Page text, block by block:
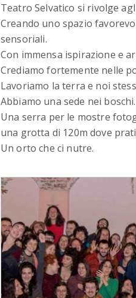
Teatro Selvatico si rivolge
Creando uno spazio
sensoriali.
Con immensa ispirazione e
Crediamo fortemente nelle
Lavoriamo la terra e noi
Abbiamo una sede nei boschi.
Una serra per le mostre
una grotta di 120m dove